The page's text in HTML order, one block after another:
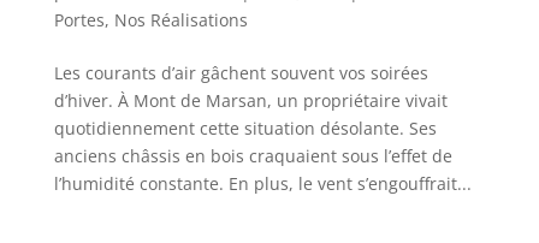
Portes, Nos Réalisations
Les courants d’air gâchent souvent vos soirées
d’hiver. À Mont de Marsan, un propriétaire vivait
quotidiennement cette situation désolante. Ses
anciens châssis en bois craquaient sous l’effet de
l’humidité constante. En plus, le vent s’engouffrait...